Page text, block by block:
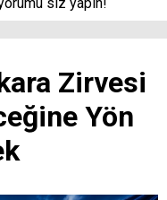
Zirvesi
Yön